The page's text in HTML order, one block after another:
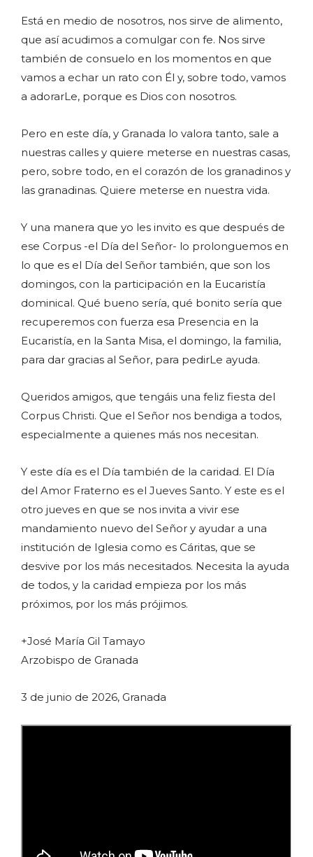
Está en medio de nosotros, nos sirve de alimento,
que así acudimos a comulgar con fe. Nos sirve
también de consuelo en los momentos en que
vamos a echar un rato con Él y, sobre todo, vamos
a adorarLe, porque es Dios con nosotros.
Pero en este día, y Granada lo valora tanto, sale a
nuestras calles y quiere meterse en nuestras casas,
pero, sobre todo, en el corazón de los granadinos y
las granadinas. Quiere meterse en nuestra vida.
Y una manera que yo les invito es que después de
ese Corpus -el Día del Señor- lo prolonguemos en
lo que es el Día del Señor también, que son los
domingos, con la participación en la Eucaristía
dominical. Qué bueno sería, qué bonito sería que
recuperemos con fuerza esa Presencia en la
Eucaristía, en la Santa Misa, el domingo, la familia,
para dar gracias al Señor, para pedirLe ayuda.
Queridos amigos, que tengáis una feliz fiesta del
Corpus Christi. Que el Señor nos bendiga a todos,
especialmente a quienes más nos necesitan.
Y este día es el Día también de la caridad. El Día
del Amor Fraterno es el Jueves Santo. Y este es el
otro jueves en que se nos invita a vivir ese
mandamiento nuevo del Señor y ayudar a una
institución de Iglesia como es Cáritas, que se
desvive por los más necesitados. Necesita la ayuda
de todos, y la caridad empieza por los más
próximos, por los más prójimos.
+José María Gil Tamayo
Arzobispo de Granada
3 de junio de 2026, Granada